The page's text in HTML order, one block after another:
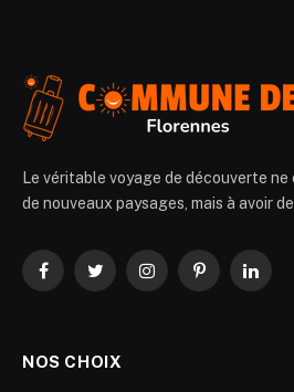
Le véritable voyage de découverte
de nouveaux paysages, mais à avoir
FacebookTwitterInstagramPinterest
NOS CHOIX